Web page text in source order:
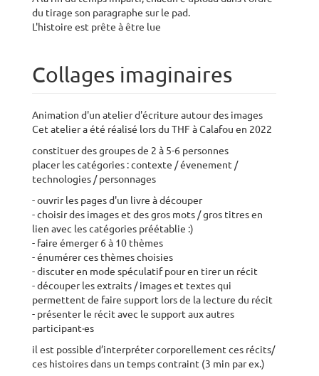
du tirage son paragraphe sur le pad.
L'histoire est prête à être lue
Collages imaginaires
Animation d'un atelier d'écriture autour des images
Cet atelier a été réalisé lors du THF à Calafou en 2022
constituer des groupes de 2 à 5-6 personnes
placer les catégories : contexte / évenement /
technologies / personnages
- ouvrir les pages d'un livre à découper
- choisir des images et des gros mots / gros titres en
lien avec les catégories préétablie :)
- faire émerger 6 à 10 thèmes
- énumérer ces thèmes choisies
- discuter en mode spéculatif pour en tirer un récit
- découper les extraits / images et textes qui
permettent de faire support lors de la lecture du récit
- présenter le récit avec le support aux autres
participant·es
il est possible d’interpréter corporellement ces récits/
ces histoires dans un temps contraint (3 min par ex.)